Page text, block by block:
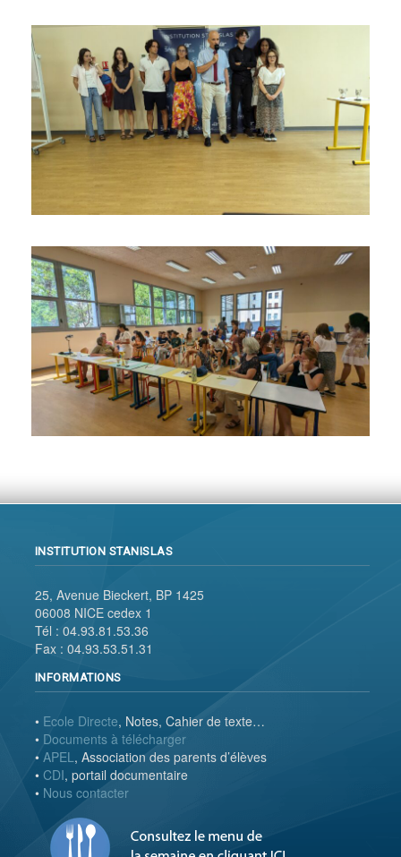
INSTITUTION STANISLAS
25, Avenue Bieckert, BP 1425
06008 NICE cedex 1
Tél : 04.93.81.53.36
Fax : 04.93.53.51.31
INFORMATIONS
• Ecole Directe, Notes, Cahier de texte…
• Documents à télécharger
• APEL, Association des parents d’élèves
• CDI, portail documentaire
• Nous contacter